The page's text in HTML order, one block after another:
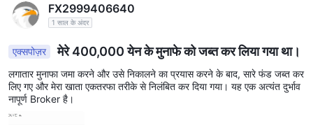
FX2999406640
1 साल के अंदर
एक्सपोज़र मेरे 400,000 येन के मुनाफे को जब्त कर लिया गया था।
लगातार मुनाफा जमा करने और उसे निकालने का प्रयास करने के बाद, सारे फंड जब्त कर
लिए गए और मेरा खाता एकतरफा तरीके से निलंबित कर दिया गया। यह एक अत्यंत दुर्भाव
नापूर्ण Broker है।